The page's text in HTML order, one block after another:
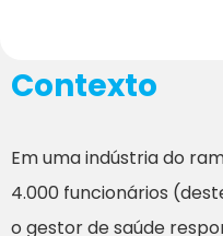
Contexto
Em uma indústria do
4.000 funcionários
o gestor de saúde